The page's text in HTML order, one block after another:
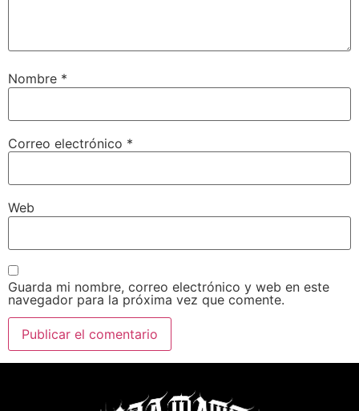
Nombre *
Correo electrónico *
Web
Guarda mi nombre, correo electrónico y web en este
navegador para la próxima vez que comente.